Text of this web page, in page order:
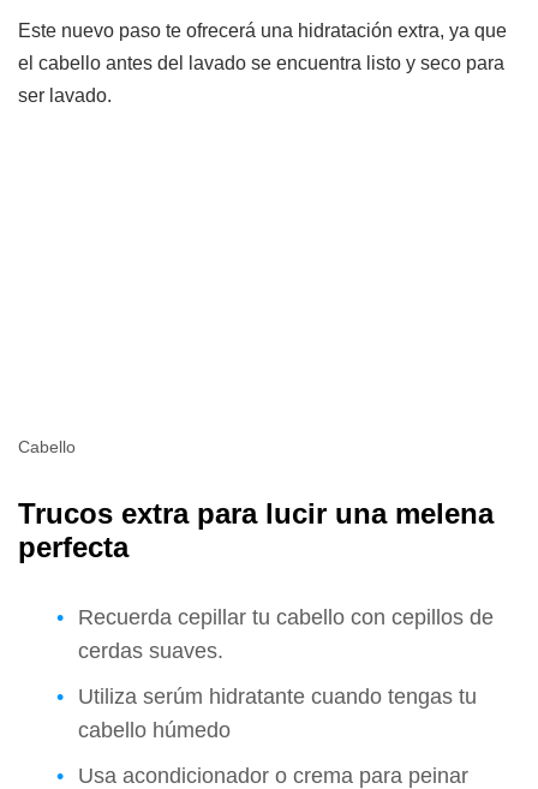
Este nuevo paso te ofrecerá una hidratación extra, ya que
el cabello antes del lavado se encuentra listo y seco para
ser lavado.
Cabello
Trucos extra para lucir una melena
perfecta
Recuerda cepillar tu cabello con cepillos de
cerdas suaves.
Utiliza serúm hidratante cuando tengas tu
cabello húmedo
Usa acondicionador o crema para peinar